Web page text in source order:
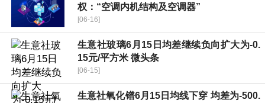
权：“空调内机结构及空调器”
[06-16]
生意社玻璃6月15日均差继续负向扩大为-0.
15元/平方米 微头条
[06-15]
生意社氧化镨6月15日均线下穿 均差为-500.